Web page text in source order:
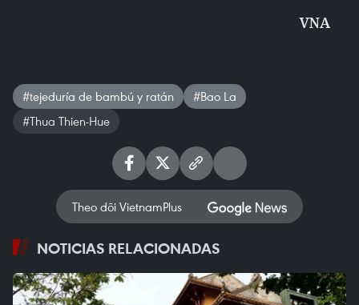
VNA
#tejeduría de bambú y ratán
#Bao La
#Thua Thien-Hue
Theo dõi VietnamPlus
NOTICIAS RELACIONADAS